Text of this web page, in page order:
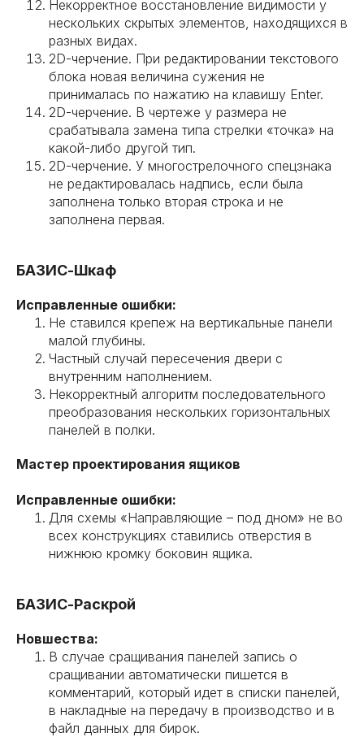
Некорректное восстановление видимости у
нескольких скрытых элементов, находящихся в
разных видах.
2D-черчение. При редактировании текстового
блока новая величина сужения не
принималась по нажатию на клавишу Enter.
2D-черчение. В чертеже у размера не
срабатывала замена типа стрелки «точка» на
какой-либо другой тип.
2D-черчение. У многострелочного спецзнака
не редактировалась надпись, если была
заполнена только вторая строка и не
заполнена первая.
БАЗИС-Шкаф
Исправленные ошибки:
Не ставился крепеж на вертикальные панели
малой глубины.
Частный случай пересечения двери с
внутренним наполнением.
Некорректный алгоритм последовательного
преобразования нескольких горизонтальных
панелей в полки.
Мастер проектирования ящиков
Исправленные ошибки:
Для схемы «Направляющие – под дном» не во
всех конструкциях ставились отверстия в
нижнюю кромку боковин ящика.
БАЗИС-Раскрой
Новшества:
В случае сращивания панелей запись о
сращивании автоматически пишется в
комментарий, который идет в списки панелей,
в накладные на передачу в производство и в
файл данных для бирок.